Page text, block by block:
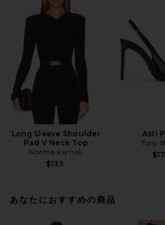
Long Sleeve Shoulder
Pad V Neck Top
Norma Kamali
$135
Asti
Tony
あなたにおすすめの商品